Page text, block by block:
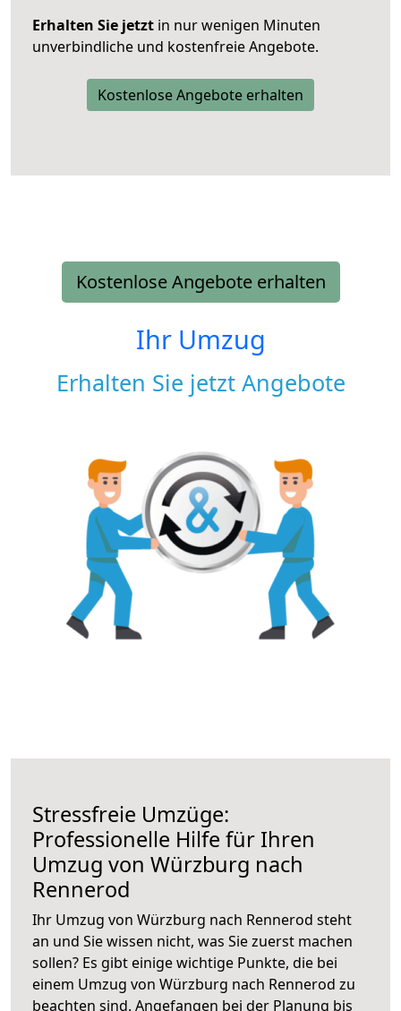
Erhalten Sie jetzt in nur wenigen Minuten
unverbindliche und kostenfreie Angebote.
Kostenlose Angebote erhalten
Kostenlose Angebote erhalten
Ihr Umzug
Erhalten Sie jetzt Angebote
Stressfreie Umzüge:
Professionelle Hilfe für Ihren
Umzug von Würzburg nach
Rennerod
Ihr Umzug von Würzburg nach Rennerod steht
an und Sie wissen nicht, was Sie zuerst machen
sollen? Es gibt einige wichtige Punkte, die bei
einem Umzug von Würzburg nach Rennerod zu
beachten sind. Angefangen bei der Planung bis